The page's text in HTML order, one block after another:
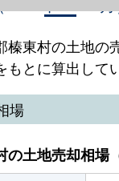
東村の土地の
とに算出して
場
土地売却相場